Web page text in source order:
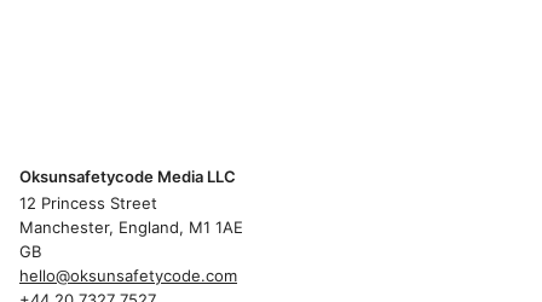
Oksunsafetycode Media LLC
12 Princess Street
Manchester, England, M1 1AE
GB
hello@oksunsafetycode.com